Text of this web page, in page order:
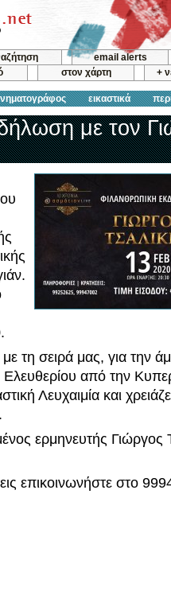
email alerts
στον χάρτη +
εικαστικά
με τον
τη σειρά μας, για την
Ελευθερίου από την
Λευχαιμία και
ερμηνευτής Γιώργος
επικοινωνήστε στο